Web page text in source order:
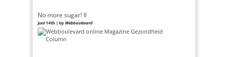
No more sugar! II
juni 14th | byWebboulevard